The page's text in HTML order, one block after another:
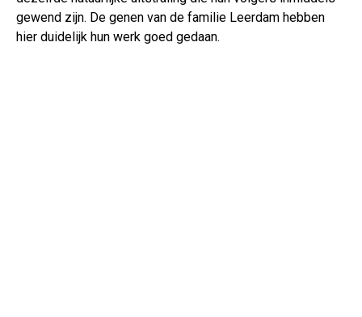
gewend zijn. De genen van de familie Leerdam hebben
hier duidelijk hun werk goed gedaan.